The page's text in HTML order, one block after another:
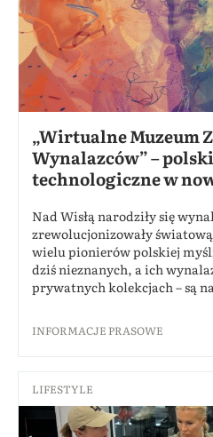
„Wirtualne Muzeum
Wynalazców” –
technologiczne w
Nad Wisłą narodziły się
zrewolucjonizowały
wielu pionierów polskiej
dziś nieznanych, a ich
prywatnych kolekcjach – są
INFORMACJE PRASOWE
LIFESTYLE